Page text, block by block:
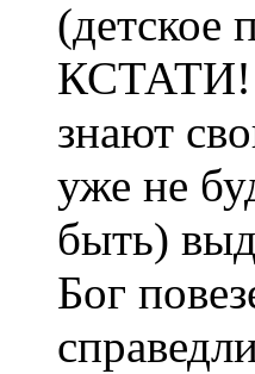
(детское
КСТАТИ!
знают
уже не
быть)
Бог